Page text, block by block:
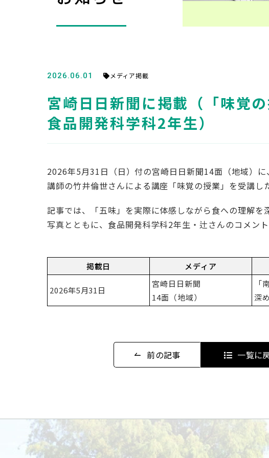
2026.06.01 メディア掲載
宮崎日日新聞に掲載（「味覚
食品開発科学科2年生）
2026年5月31日（日）付の宮崎日日新聞14面（地域）
講師の竹井倫世さんによる講座「味覚の授業」を受講し
記事では、「五味」を実際に体感しながら食への理解を
写真とともに、食品開発科学科2年生・辻さんのコメント
掲載日 メディア
2026年5月31日
宮崎日日新聞
14面（地域）
深
前の記事 一覧に